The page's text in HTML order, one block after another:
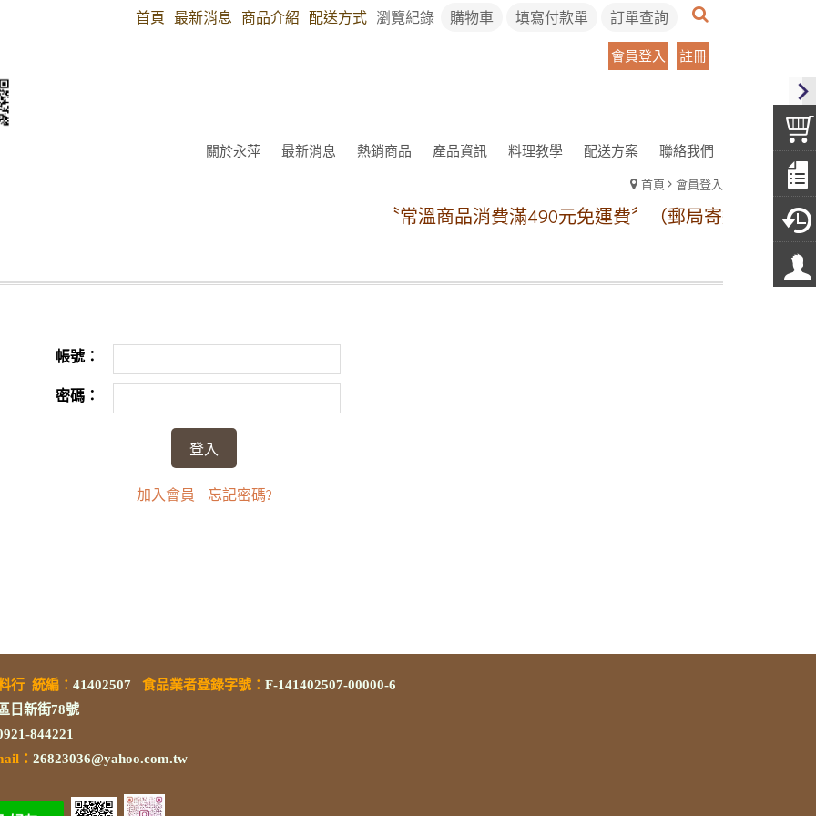
首頁 最新消息 商品介紹 配送方式 瀏覽紀錄 購物車 填寫付款單 訂單查詢
會員登入 註冊
關於永萍 最新消息 熱銷商品 產品資訊 料理教學 配送方案 聯絡我們
首頁 會員登入
〝常溫商品消費滿490元免運費〞（郵局寄送） 冷凍
帳號：
密碼：
加入會員 忘記密碼?
行 統編 ： 41402507 食品業者登錄字號 ： F-141402507-00000-6
日新街78號
844221
： 26823036@yahoo.com.tw